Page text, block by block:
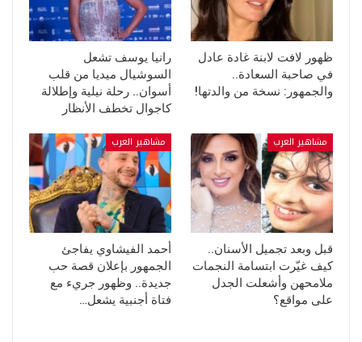
ظهور لافت لابنة غادة عادل
في صاحبة السعادة..
والجمهور: نسخة من والدتها!
رانيا يوسف تشعل
السوشيال ميديا من قلب
أسوان.. رحلة نيلية وإطلالة
كاجوال تخطف الأنظار
مشاهير العرب
قبل وبعد تجميل الأسنان..
كيف غيّرت ابتسامة النجمات
ملامحهن وأشعلت الجدل
على مواقع؟
مشاهير العرب
أحمد الفيشاوي يفاجئ
الجمهور بإعلان قصة حب
جديدة.. وظهور جريء مع
فتاة أجنبية يشعل…